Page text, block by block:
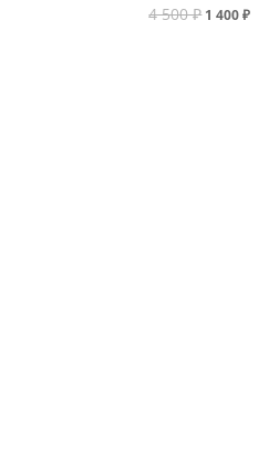
4 500₽ 1 400₽